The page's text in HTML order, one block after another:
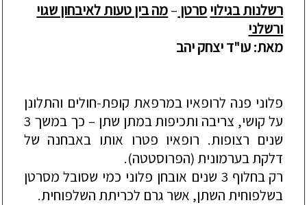
רשלנות בגילויסרטן –מה בין טעות לאיבחון שגוי
ורשלני
מאת: עו"ד יצחק יהב
פלוני פנה לרופאיו במרפאת קופת-חולים והתלונן
על קושי, צריבה ותכיפות במתן שתן –
כך במשך 3
שנים רצופות. רופאיו פטרו אותו באבחנה של
דלקת בערמונית (הפרוסטטה).
רק בחלוף 3 שנים אובחן פלוני כמי שסובל מסרטן
בשלפוחית השתן, אשר גרם לכריתת השלפוחית.